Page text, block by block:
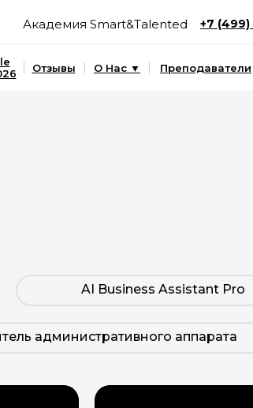
Академия Smart&Talented +7 (499)
Преподаватели
Отзывы О Нас ▼
AI Business Assistant Pro
административного аппарата